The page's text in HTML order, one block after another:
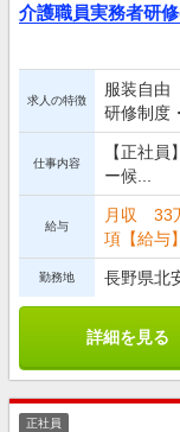
介護職員実務者研
求人の特徴
服装自由
研修制度
仕事内容
【正社
ー候...
給与
月収 33
項【給与
勤務地 長野県北
詳細を見る
正社員